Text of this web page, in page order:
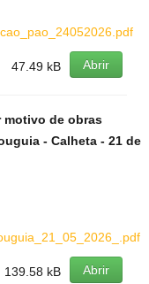
Abrir
47.49 kB
motivo de obras
- Calheta - 21 de
Abrir
139.58 kB